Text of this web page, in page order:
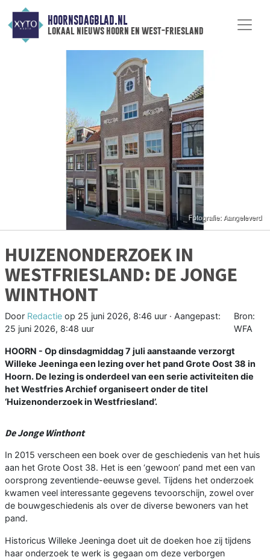
HOORNSDAGBLAD.NL
lokaal nieuws hoorn en west-friesland
HUIZENONDERZOEK IN
WESTFRIESLAND: DE JONGE
WINTHONT
Door Redactie op 25 juni 2026, 8:46 uur · Aangepast:
25 juni 2026, 8:48 uur
Bron:
WFA
HOORN - Op dinsdagmiddag 7 juli aanstaande verzorgt
Willeke Jeeninga een lezing over het pand Grote Oost 38 in
Hoorn. De lezing is onderdeel van een serie activiteiten die
het Westfries Archief organiseert onder de titel
‘Huizenonderzoek in Westfriesland’.
De Jonge Winthont
In 2015 verscheen een boek over de geschiedenis van het huis
aan het Grote Oost 38. Het is een ‘gewoon’ pand met een van
oorsprong zeventiende-eeuwse gevel. Tijdens het onderzoek
kwamen veel interessante gegevens tevoorschijn, zowel over
de bouwgeschiedenis als over de diverse bewoners van het
pand.
Historicus Willeke Jeeninga doet uit de doeken hoe zij tijdens
haar onderzoek te werk is gegaan om deze verborgen